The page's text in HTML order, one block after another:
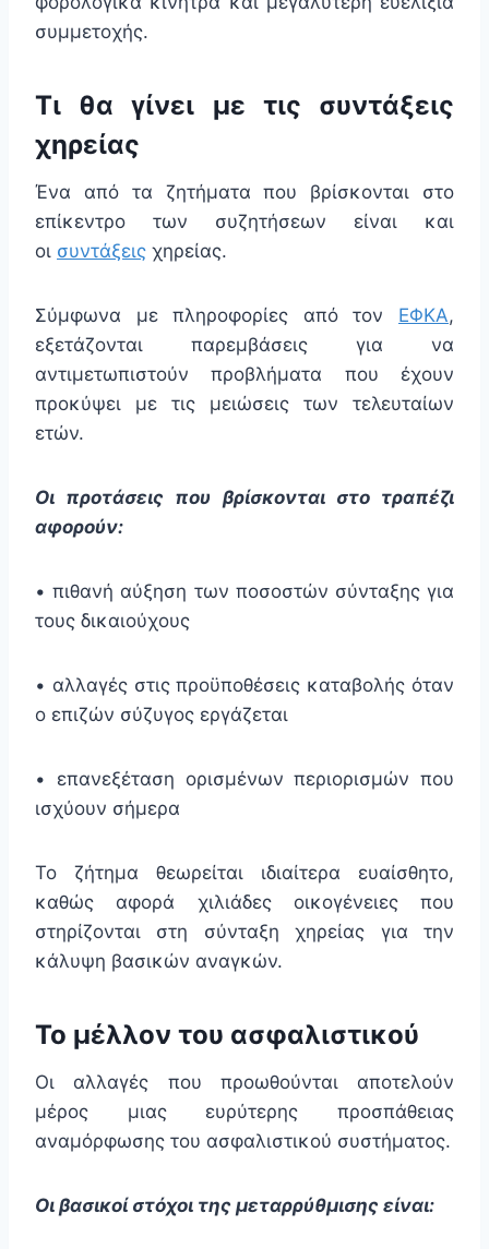
συμμετοχής.
Τι θα γίνει με τις συντάξεις
χηρείας
Ένα από τα ζητήματα που βρίσκονται στο
επίκεντρο των συζητήσεων είναι και
οι συντάξεις χηρείας.
Σύμφωνα με πληροφορίες από τον ΕΦΚΑ,
εξετάζονται παρεμβάσεις για να
αντιμετωπιστούν προβλήματα που έχουν
προκύψει με τις μειώσεις των τελευταίων
ετών.
Οι προτάσεις που βρίσκονται στο τραπέζι
αφορούν:
• πιθανή αύξηση των ποσοστών σύνταξης για
τους δικαιούχους
• αλλαγές στις προϋποθέσεις καταβολής όταν
ο επιζών σύζυγος εργάζεται
• επανεξέταση ορισμένων περιορισμών που
ισχύουν σήμερα
Το ζήτημα θεωρείται ιδιαίτερα ευαίσθητο,
καθώς αφορά χιλιάδες οικογένειες που
στηρίζονται στη σύνταξη χηρείας για την
κάλυψη βασικών αναγκών.
Το μέλλον του ασφαλιστικού
Οι αλλαγές που προωθούνται αποτελούν
μέρος μιας ευρύτερης προσπάθειας
αναμόρφωσης του ασφαλιστικού συστήματος.
Οι βασικοί στόχοι της μεταρρύθμισης είναι: